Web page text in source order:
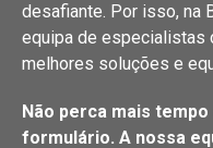
desafiante. Por isso, na
equipa de especialistas
melhores soluções e
Não perca mais
formulário. A nossa